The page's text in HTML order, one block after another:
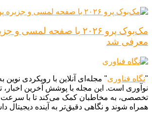
مک‌بوک پرو ۲۰۲۶ با صفحه
معرفی شد
"نگاه فناوری" مجله‌ای آنلاین با رویکردی نوین
نوآوری است. این مجله با پوشش آخرین اخبار،
تخصصی، به مخاطبان کمک می‌کند تا با سرعت
همراه شوند و نگاهی دقیق‌تر به آینده دیجیتال